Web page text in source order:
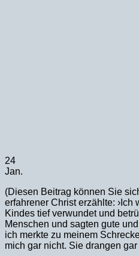
24
Jan.
(Diesen Beitrag können Sie
erfahrener Christ erzählte: ›Ich
Kindes tief verwundet und
Menschen und sagten gute
ich merkte zu meinem
mich gar nicht. Sie drangen